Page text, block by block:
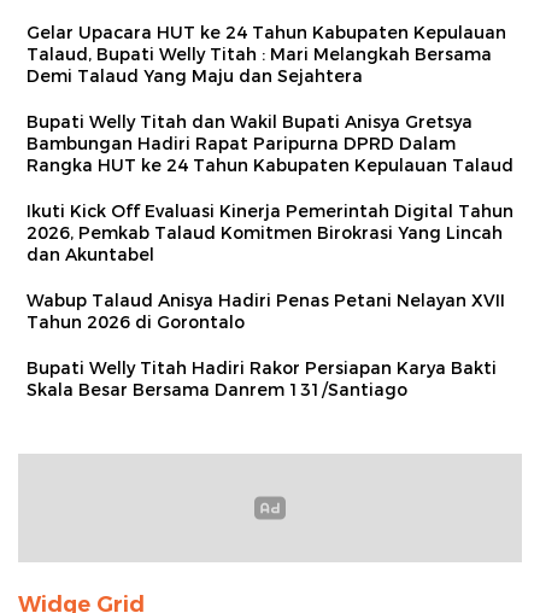
Gelar Upacara HUT ke 24 Tahun Kabupaten Kepulauan
Talaud, Bupati Welly Titah : Mari Melangkah Bersama
Demi Talaud Yang Maju dan Sejahtera
Bupati Welly Titah dan Wakil Bupati Anisya Gretsya
Bambungan Hadiri Rapat Paripurna DPRD Dalam
Rangka HUT ke 24 Tahun Kabupaten Kepulauan Talaud
Ikuti Kick Off Evaluasi Kinerja Pemerintah Digital Tahun
2026, Pemkab Talaud Komitmen Birokrasi Yang Lincah
dan Akuntabel
Wabup Talaud Anisya Hadiri Penas Petani Nelayan XVII
Tahun 2026 di Gorontalo
Bupati Welly Titah Hadiri Rakor Persiapan Karya Bakti
Skala Besar Bersama Danrem 131/Santiago
Widge Grid